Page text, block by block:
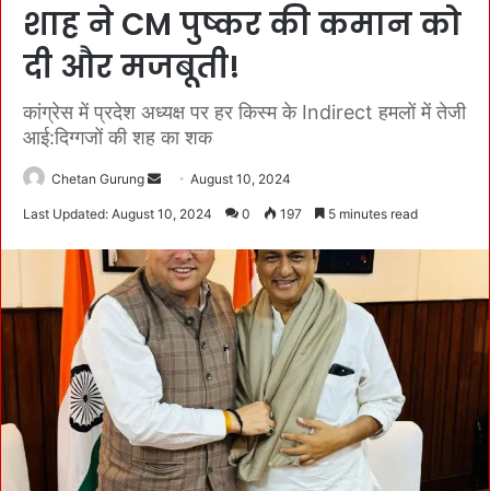
शाह ने CM पुष्कर की कमान को
दी और मजबूती!
कांग्रेस में प्रदेश अध्यक्ष पर हर किस्म के Indirect हमलों में तेजी
आई:दिग्गजों की शह का शक
Chetan Gurung
d
a
n
e
m
a
l
August 10, 2024
Last Updated: August 10, 2024 0 197 5 minutes read